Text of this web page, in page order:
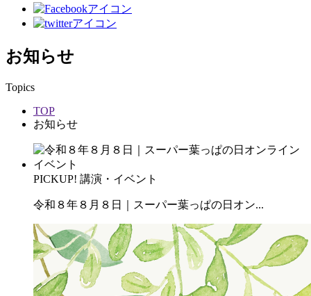
お知らせ
Topics
TOP
お知らせ
PICKUP! 講演・イベント
令和８年８月８日｜スーパー葉っぱの日オン...